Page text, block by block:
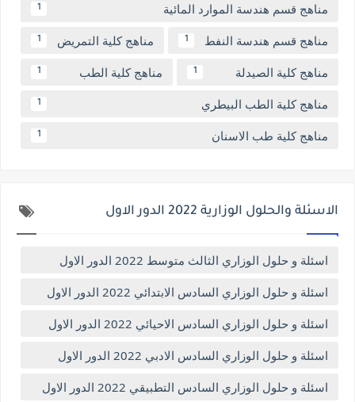
مناهج قسم هندسة الموارد المائية 1
مناهج قسم هندسة النفط 1 مناهج كلية التمريض 1
مناهج كلية الصيدلة 1 مناهج كلية الطب 1
مناهج كلية الطب البيطري 1
مناهج كلية طب الاسنان 1
الاسئلة والحلول الوزارية 2022 الدور الاول
اسئلة و حلول الوزاري الثالث متوسط 2022 الدور الاول
اسئلة و حلول الوزاري السادس الابتدائي 2022 الدور الاول
اسئلة و حلول الوزاري السادس الاحيائي 2022 الدور الاول
اسئلة و حلول الوزاري السادس الادبي 2022 الدور الاول
اسئلة و حلول الوزاري السادس التطبيقي 2022 الدور الاول